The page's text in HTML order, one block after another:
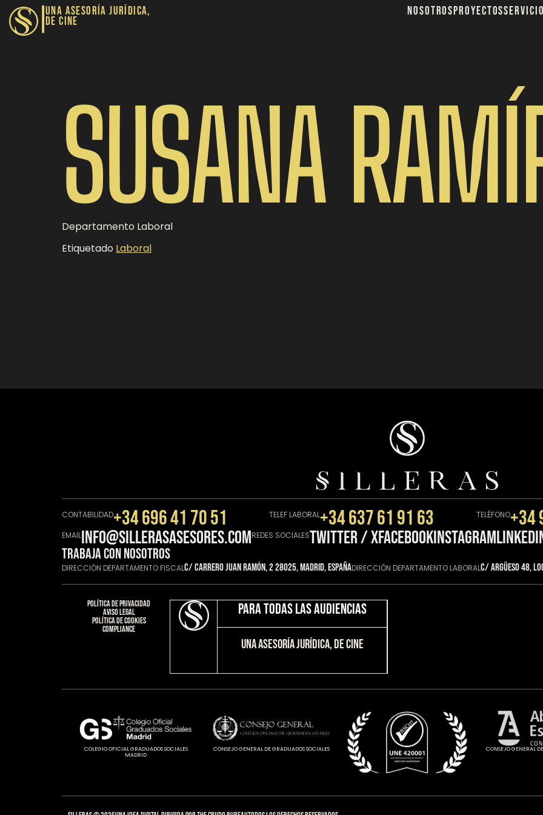
UNA ASESORÍA JURÍDICA,
DE CINE​
nosotrosProyectos
SUSANA
Departamento Laboral
Etiquetado Laboral
CONTABILIDAD+34 696 41 70 51 TELEF LABORAL+34 637 61 91 63 TELÉFONO+34
EMAILinfo@sillerasasesores.comREDES SOCIALESTwitter / XFacebookinstagram
TRABAJA CON NOSOTROS
DIRECCIÓN DEPARTAMENTO FISCALC/ Carrero Juan Ramón, 2 28025, Madrid, EspañaDIRECCIÓN DEPARTAMENTO LABORALC/ Argüeso 48,
Política de privacidad​
Aviso Legal​
Política de cookies​
Compliance​
Para todas las audiencias
Una Asesoría JURÍDICA, DE CINE
COLEGIO OFICIAL GRADUADOS SOCIALES
MADRID
CONSEJO GENERAL DE GRADUADOS SOCIALES CONSEJO GENERAL